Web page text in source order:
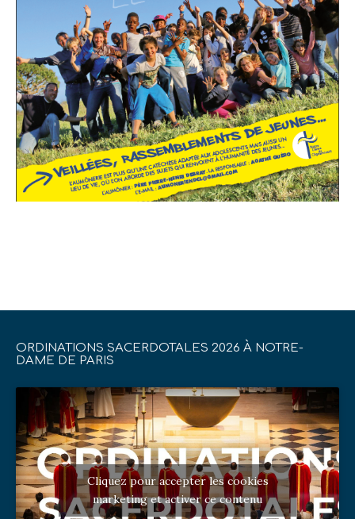
ORDINATIONS SACERDOTALES 2026 À NOTRE-
DAME DE PARIS
Cliquez pour accepter les cookies
marketing et activer ce contenu